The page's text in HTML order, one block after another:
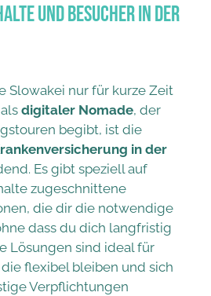
und Besucher in der
Slowakei nur für kurze Zeit
digitaler Nomade, der
begibt, ist die
in der
Es gibt speziell auf
zugeschnittene
die dir die notwendige
dass du dich langfristig
Lösungen sind ideal für
flexibel bleiben und sich
Verpflichtungen